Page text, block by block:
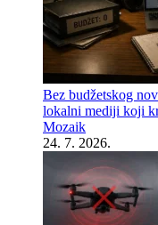
Bez budžetskog
lokalni mediji koji
Mozaik
24. 7. 2026.